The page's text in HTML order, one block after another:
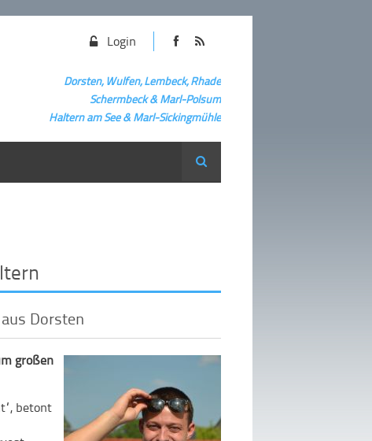
Login
Dorsten, Wulfen, Lembeck, Rhade
Schermbeck& Marl-Polsum
Haltern am See & Marl-Sickingmühle
Suche
Dorsten
großen
betont